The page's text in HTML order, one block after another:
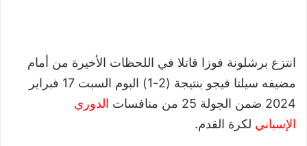
انتزع برشلونة فوزا قاتلا في اللحظات الأخيرة من أمام
مضيفه سيلتا فيجو بنتيجة (2-1) البوم السبت 17 فبراير
2024 ضمن الجولة 25 من منافسات
الدوري
الإسباني لكرة القدم.